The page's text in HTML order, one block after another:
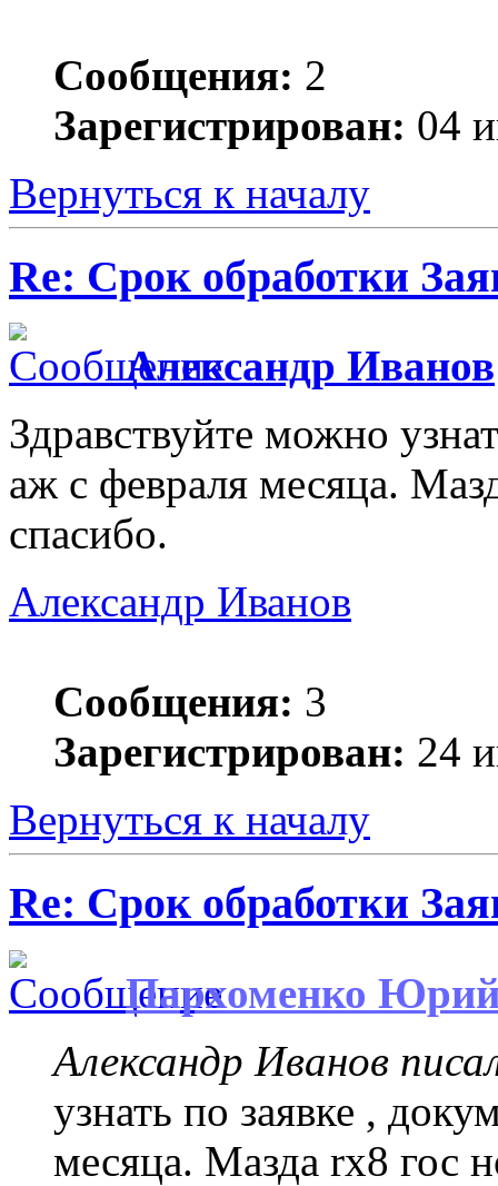
Сообщения: 2
Зарегистрирован: 04
Вернуться к началу
Re: Срок обработки
Александр Иванов
Здравствуйте можно
аж с февраля месяца.
спасибо.
Александр Иванов
Сообщения: 3
Зарегистрирован: 24
Вернуться к началу
Re: Срок обработки
Пархоменко
Александр Иванов
узнать по заявке ,
месяца. Мазда rx8 гос